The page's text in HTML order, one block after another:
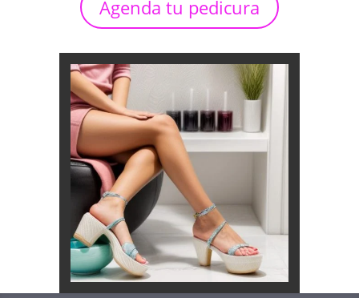
Agenda tu pedicura